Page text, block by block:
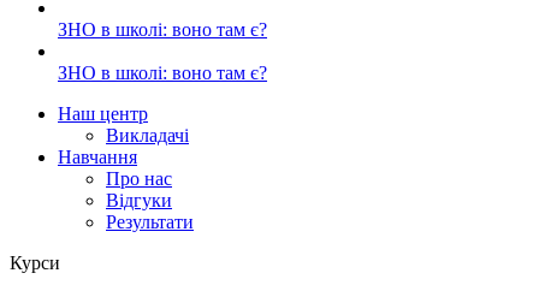
ЗНО в школі: воно там є?
ЗНО в школі: воно там є?
Наш центр
Викладачі
Навчання
Про нас
Відгуки
Результати
Курси